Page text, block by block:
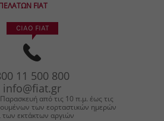
FIAT
CIAO FIAT
11 500 800
info@fiat.gr
από τις 10 π.μ. έως τις
των εορταστικών ημερών
των εκτάκτων αργιών